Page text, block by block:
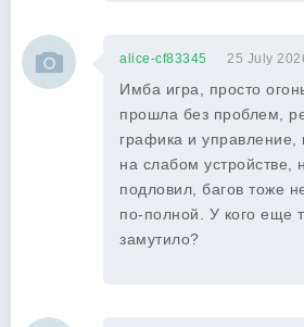
alice-cf83345 25 July
Имба игра, просто
прошла без проблем,
графика и управление,
на слабом устройстве,
подловил, багов тоже
по-полной. У кого еще
замутило?